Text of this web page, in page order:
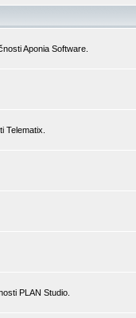
Aponia Software.
Telematix.
PLAN Studio.